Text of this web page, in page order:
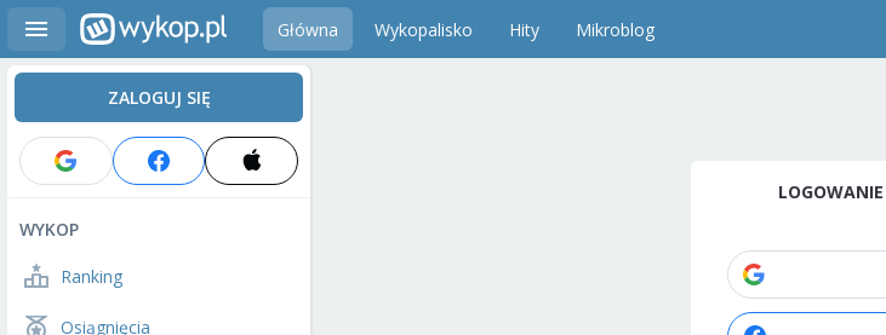
Główna Wykopalisko Hity Mikroblog
ZALOGUJ SIĘ
WYKOP
Ranking
Osiągnięcia
LOGOWANIE